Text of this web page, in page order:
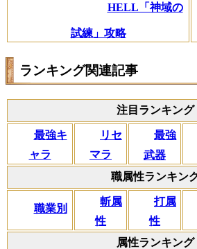
HELL「神域の
試練」攻略
ランキング関連記事
注目ランキング
最強キ
ャラ
リセ
マラ
最強
武器
職属性ランキン
職業別
斬属
性
打属
性
属性ランキング